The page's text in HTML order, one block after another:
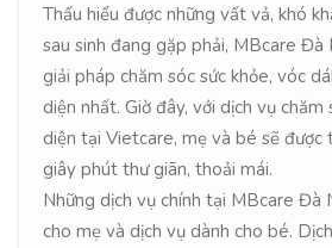
Thấu hiểu được những vất vả, khó
sau sinh đang gặp phải, MBcare Đà
giải pháp chăm sóc sức khỏe, vóc
diện nhất. Giờ đây, với dịch vụ
diện tại Vietcare, mẹ và bé sẽ được
giây phút thư giãn, thoải mái.
Những dịch vụ chính tại MBcare Đà
cho mẹ và dịch vụ dành cho bé.